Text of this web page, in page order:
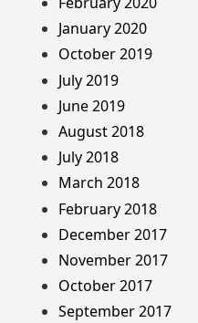
January 2020
October 2019
July 2019
June 2019
August 2018
July 2018
March 2018
February 2018
December 2017
November 2017
October 2017
September 2017